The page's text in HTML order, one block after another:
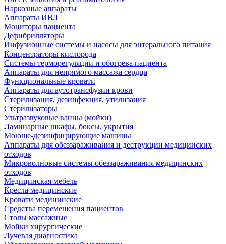
Наркозные аппараты
Аппараты ИВЛ
Мониторы пациента
Дефибрилляторы
Инфузионные системы и насосы для энтерального питания
Концентраторы кислорода
Системы терморегуляции и обогрева пациента
Аппараты для непрямого массажа сердца
Функциональные кровати
Аппараты для аутотрансфузии крови
Стерилизация, дезинфекция, утилизация
Стерилизаторы
Ультразвуковые ванны (мойки)
Ламинарные шкафы, боксы, укрытия
Моюще-дезинфицирующие машины
Аппараты для обеззараживания и деструкции медицинских
отходов
Микроволновые системы обеззараживания медицинских
отходов
Медицинская мебель
Кресла медицинские
Кровати медицинские
Средства перемещения пациентов
Столы массажные
Мойки хирургические
Лучевая диагностика